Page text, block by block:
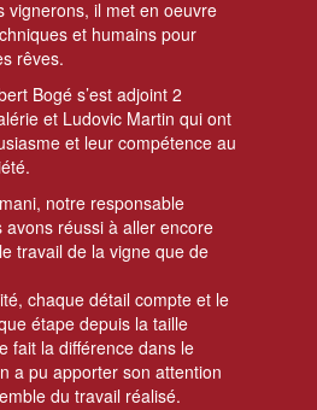
vignerons, il met en oeuvre
et humains pour
rêves.
Bogé s’est adjoint 2
et Ludovic Martin qui ont
et leur compétence au
notre responsable
réussi à aller encore
travail de la vigne que de
chaque détail compte et le
étape depuis la taille
fait la différence dans le
a pu apporter son attention
du travail réalisé.